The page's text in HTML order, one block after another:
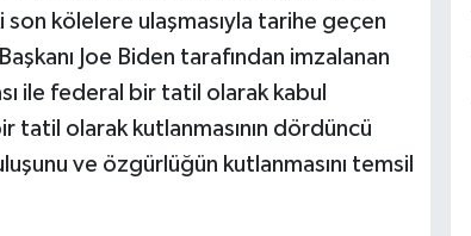
kölelere ulaşmasıyla tarihe geçen
Joe Biden tarafından imzalanan
ile federal bir tatil olarak kabul
tatil olarak kutlanmasının dördüncü
ve özgürlüğün kutlanmasını temsil